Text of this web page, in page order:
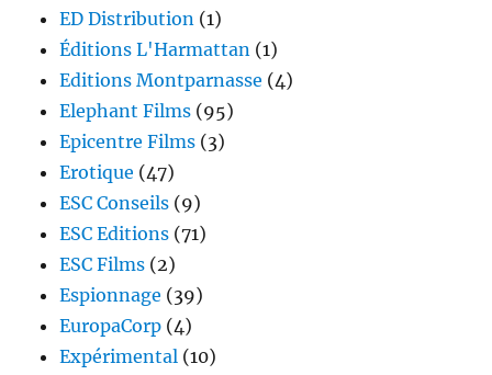
ED Distribution (1)
Éditions L'Harmattan (1)
Editions Montparnasse (4)
Elephant Films (95)
Epicentre Films (3)
Erotique (47)
ESC Conseils (9)
ESC Editions (71)
ESC Films (2)
Espionnage (39)
EuropaCorp (4)
Expérimental (10)